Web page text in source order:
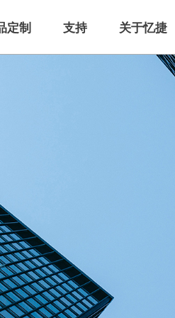
定制 支持 关于忆捷